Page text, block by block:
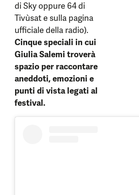
di Sky oppure 64 di
Tivùsat e sulla pagina
ufficiale della radio).
Cinque speciali in cui
Giulia Salemi troverà
spazio per raccontare
aneddoti, emozioni e
punti di vista legati al
festival.